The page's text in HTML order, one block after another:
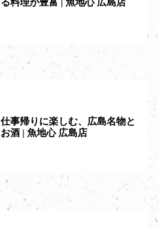
る料理が豊富 | 魚地心 広島店
仕事帰りに楽しむ、広島名物と
お酒 | 魚地心 広島店